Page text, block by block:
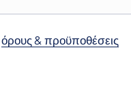
όρους & προϋποθέσεις